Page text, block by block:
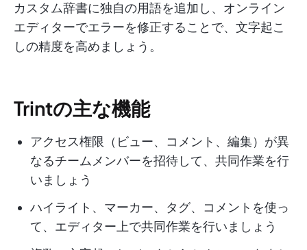
カスタム辞書に独自の用語を追加し、オンライン
エディターでエラーを修正することで、文字起こ
しの精度を高めましょう。
Trintの主な機能
アクセス権限（ビュー、コメント、編集）が異
なるチームメンバーを招待して、共同作業を行
いましょう
ハイライト、マーカー、タグ、コメントを使っ
て、エディター上で共同作業を行いましょう